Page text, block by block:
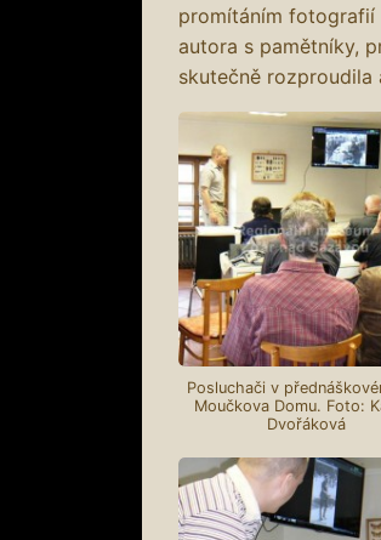
promítáním fotografií
autora s pamětníky,
skutečně
Posluchači v
Moučkova Domu. Foto:
Dvořáková